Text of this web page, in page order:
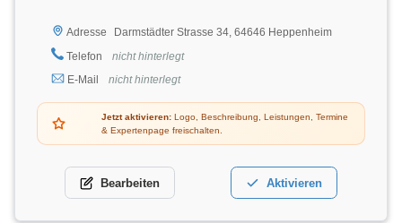
Adresse
Darmstädter Strasse 34, 64646 Heppenheim
Telefon
nicht hinterlegt
E-Mail
nicht hinterlegt
Jetzt aktivieren: Logo, Beschreibung, Leistungen, Termine
& Expertenpage freischalten.
Bearbeiten Aktivieren